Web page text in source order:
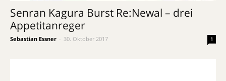
Senran Kagura Burst Re:Newal – drei
Appetitanreger
Sebastian Essner 30. Oktober 2017 1